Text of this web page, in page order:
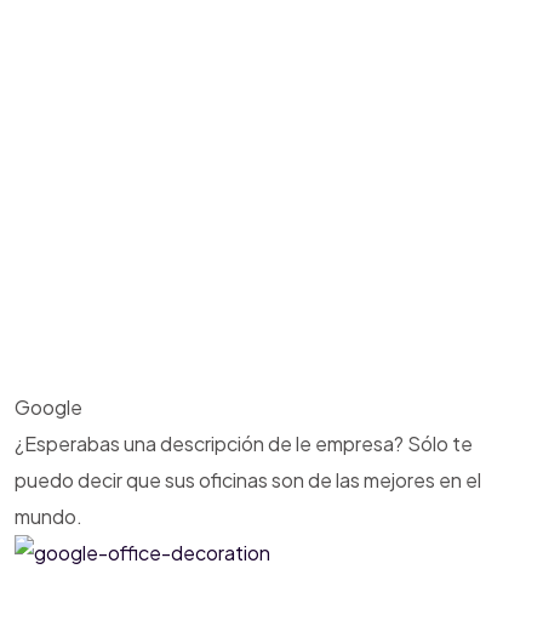
Google
¿Esperabas una descripción de le empresa? Sólo te
puedo decir que sus oficinas son de las mejores en el
mundo.